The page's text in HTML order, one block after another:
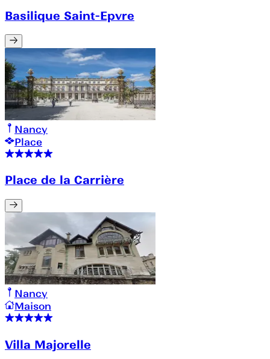
Basilique Saint-Epvre
Nancy
Place
Place de la Carrière
Nancy
Maison
Villa Majorelle